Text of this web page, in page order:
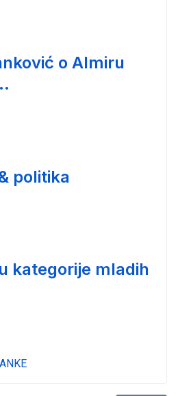
o Almiru
politika
kategorije mladih